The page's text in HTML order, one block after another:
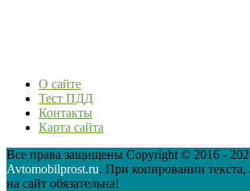
О сайте
Тест ПДД
Контакты
Карта сайта
Все права защищены Copyright © 2016 -
Avtomobilprost.ru. При копировании текста,
на сайт обязательна!